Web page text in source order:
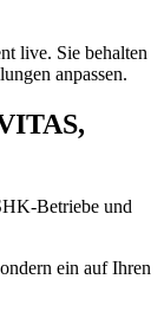
live. Sie behalten
anpassen.
Betriebe und
ein auf Ihren